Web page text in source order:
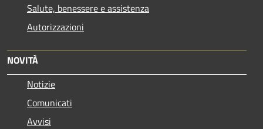
Salute, benessere e assistenza
Autorizzazioni
NOVITÀ
Notizie
Comunicati
Avvisi